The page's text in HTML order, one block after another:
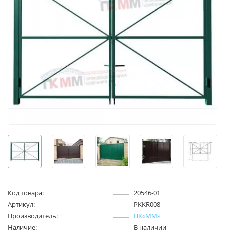
Код товара:
20546-01
Артикул:
PKKR008
Производитель:
ПК«ММ»
Наличие:
В наличии